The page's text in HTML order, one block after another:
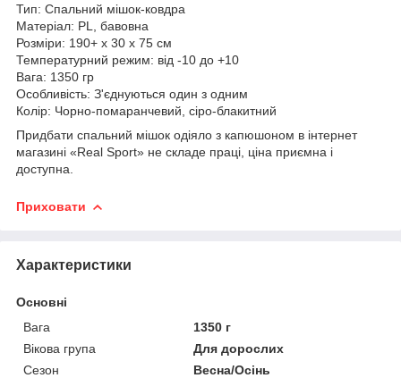
Тип: Спальний мішок-ковдра
Матеріал: PL, бавовна
Розміри: 190+ х 30 х 75 см
Температурний режим: від -10 до +10
Вага: 1350 гр
Особливість: З'єднуються один з одним
Колір: Чорно-помаранчевий, сіро-блакитний
Придбати спальний мішок одіяло з капюшоном в інтернет
магазині «Real Sport» не складе праці, ціна приємна і
доступна.
Приховати
Характеристики
Основні
Вага
1350 г
Вікова група
Для дорослих
Сезон
Весна/Осінь